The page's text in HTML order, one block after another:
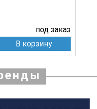
под заказ
В корзину